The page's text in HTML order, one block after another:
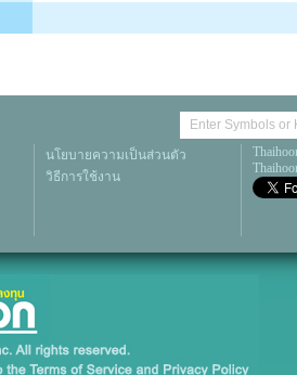
นโยบายความเป็นส่วนตัว
วิธีการใช้งาน